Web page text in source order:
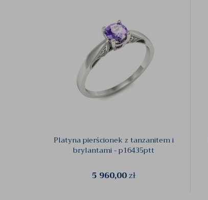
Platyna pierścionek z tanzanitem i
brylantami - p16435ptt
5 960,00zł